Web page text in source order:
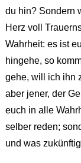
du hin? Sondern
Herz voll
Wahrheit: es ist
hingehe, so
gehe, will ich ihn
aber jener, der
euch in alle
selber reden;
und was